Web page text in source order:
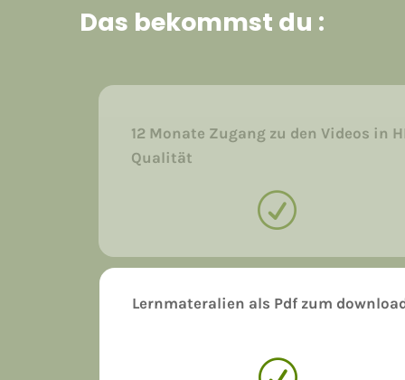
Das bekommst du :
12 Monate Zugang zu den Videos in
Qualität
R
Lernmateralien als Pdf zum